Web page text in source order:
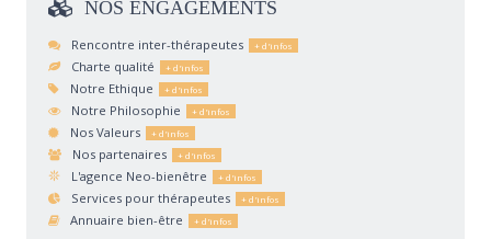
NOS ENGAGEMENTS
Rencontre inter-thérapeutes
Charte qualité
Notre Ethique
Notre Philosophie
Nos Valeurs
Nos partenaires
L'agence Neo-bienêtre
Services pour thérapeutes
Annuaire bien-être